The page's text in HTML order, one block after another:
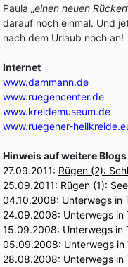
Paula „einen neuen
darauf noch einmal. Und
nach dem Urlaub noch an!
Internet
www.dammann.de
www.ruegencenter.de
www.kreidemuseum.de
www.ruegener-
Hinweis auf weitere
27.09.2011: Rügen (2):
25.09.2011: Rügen (1):
04.10.2008: Unterwegs in
24.09.2008: Unterwegs in
15.09.2008: Unterwegs in
05.09.2008: Unterwegs
28.08.2008: Unterwegs in